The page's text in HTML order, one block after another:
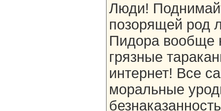
Люди!
позорящей род
Пидора вообще
грязные
интернет! Все
моральные